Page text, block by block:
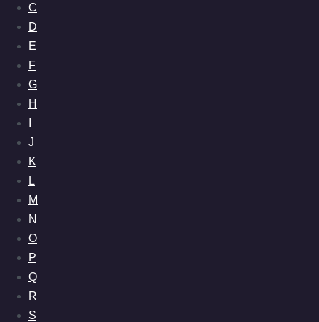
C
D
E
F
G
H
J
K
L
M
N
O
P
Q
R
S